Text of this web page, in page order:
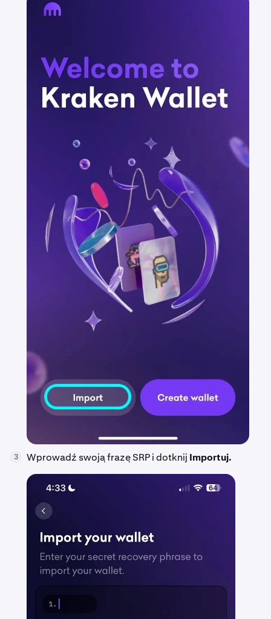
3 Wprowadź swoją frazę SRP i dotknij Importuj.